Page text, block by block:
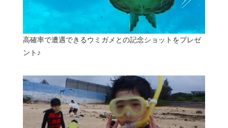
高確率で遭遇できるウミガメとの記念ショットをプレゼ
ント♪